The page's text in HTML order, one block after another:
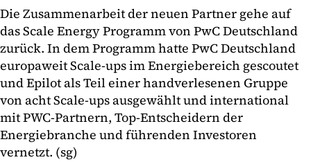
Die Zusammenarbeit der neuen Partner gehe auf
das Scale Energy Programm von PwC Deutschland
zurück. In dem Programm hatte PwC Deutschland
europaweit Scale-ups im Energiebereich gescoutet
und Epilot als Teil einer handverlesenen Gruppe
von acht Scale-ups ausgewählt und international
mit PWC-Partnern, Top-Entscheidern der
Energiebranche und führenden Investoren
vernetzt. (sg)